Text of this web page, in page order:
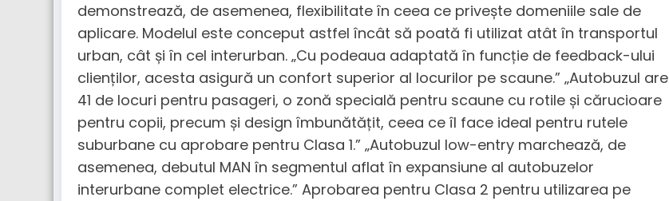
demonstrează, de asemenea, flexibilitate în ceea ce privește domeniile sale de
aplicare. Modelul este conceput astfel încât să poată fi utilizat atât în transportul
urban, cât și în cel interurban. „Cu podeaua adaptată în funcție de feedback-ului
clienților, acesta asigură un confort superior al locurilor pe scaune.” „Autobuzul are
41 de locuri pentru pasageri, o zonă specială pentru scaune cu rotile și cărucioare
pentru copii, precum și design îmbunătățit, ceea ce îl face ideal pentru rutele
suburbane cu aprobare pentru Clasa 1.” „Autobuzul low-entry marchează, de
asemenea, debutul MAN în segmentul aflat în expansiune al autobuzelor
interurbane complet electrice.” Aprobarea pentru Clasa 2 pentru utilizarea pe